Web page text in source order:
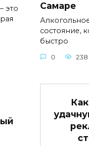
это
Самаре
состояние,
быстро
0 238